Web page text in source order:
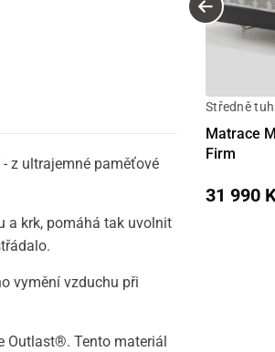
z ultrajemné paměťové
a krk, pomáhá tak uvolnit
vymění vzduchu při
Outlast®. Tento materiál
Středně
Matrace
Firm
31 990